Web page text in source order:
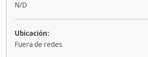
N/D
Ubicación:
Fuera de redes